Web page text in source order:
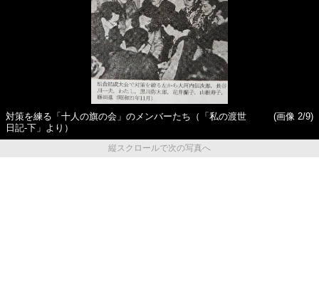
対策を練る「十人の旗の会」のメンバーたち（「私の渡世
日記-下」より）
(画像 2/9)
縦スクロールで次の写真へ